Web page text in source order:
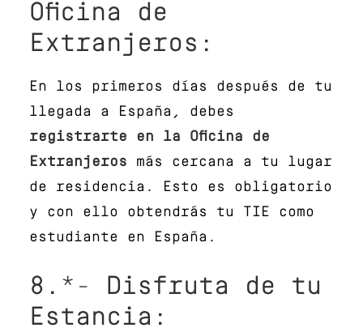
Oficina de
Extranjeros:
En los primeros días después de tu
llegada a España, debes
registrarte en la Oficina de
Extranjeros más cercana a tu lugar
de residencia. Esto es obligatorio
y con ello obtendrás tu TIE como
estudiante en España.
8.*- Disfruta de tu
Estancia: